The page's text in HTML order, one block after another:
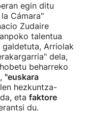
egin ditu
Cámara"
Zudaire
talentua
Arriolak
dela,
beharreko
"euskara
hezkuntza-
eta faktore
du.